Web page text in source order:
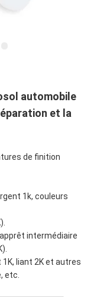
automobile
et la
de finition
1k, couleurs
intermédiaire
liant 2K et autres
etc.